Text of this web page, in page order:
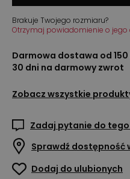
Brakuje Twojego rozmiaru?
Otrzymaj powiadomienie o
Darmowa dostawa od 150
30 dni na darmowy zwrot
Zobacz wszystkie
Zadaj pytanie do
Sprawdź dostępność
Dodaj do ulubionych